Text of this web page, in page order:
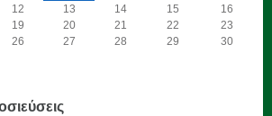
12 13 14 15
16
19 20 21 22
23
26 27 28 29
30